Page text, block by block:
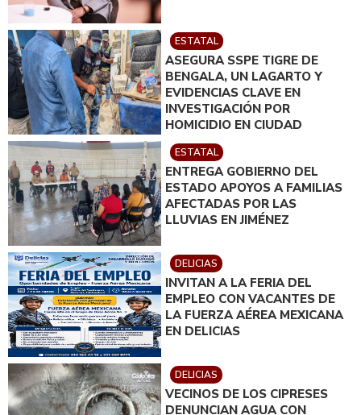
ESTATAL
ASEGURA SSPE TIGRE DE
BENGALA, UN LAGARTO Y
EVIDENCIAS CLAVE EN
INVESTIGACIÓN POR
HOMICIDIO EN CIUDAD
JUÁREZ; EN CATEO
INSTRUIDO POR GILBERTO
LOYA
ESTATAL
ENTREGA GOBIERNO DEL
ESTADO APOYOS A FAMILIAS
AFECTADAS POR LAS
LLUVIAS EN JIMÉNEZ
DELICIAS
INVITAN A LA FERIA DEL
EMPLEO CON VACANTES DE
LA FUERZA AÉREA MEXICANA
EN DELICIAS
DELICIAS
VECINOS DE LOS CIPRESES
DENUNCIAN AGUA CON